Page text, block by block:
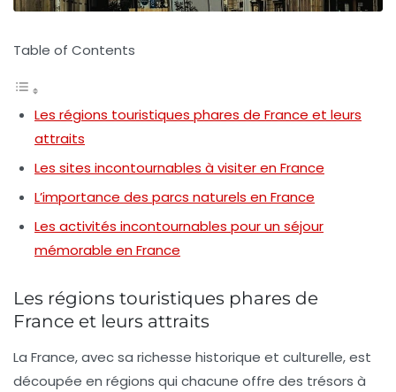
Table of Contents
Les régions touristiques phares de France et leurs
attraits
Les sites incontournables à visiter en France
L’importance des parcs naturels en France
Les activités incontournables pour un séjour
mémorable en France
Les régions touristiques phares de
France et leurs attraits
La France, avec sa richesse historique et culturelle, est
découpée en régions qui chacune offre des trésors à